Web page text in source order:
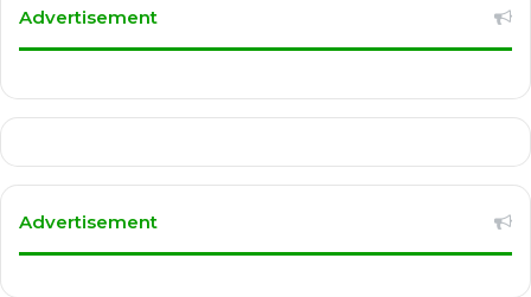
Advertisement
Advertisement